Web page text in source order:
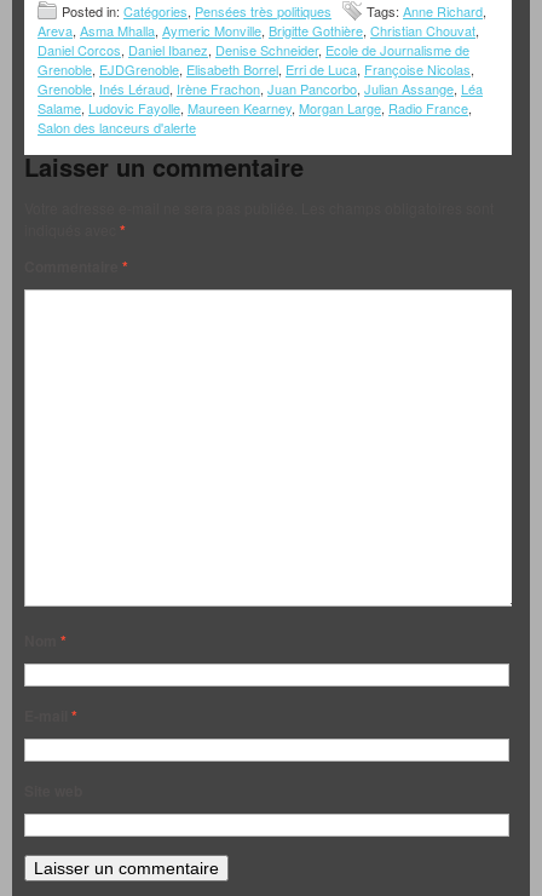
Posted in: Catégories, Pensées très politiques Tags: Anne Richard,
Areva, Asma Mhalla, Aymeric Monville, Brigitte Gothière, Christian Chouvat,
Daniel Corcos, Daniel Ibanez, Denise Schneider, Ecole de Journalisme de
Grenoble, EJDGrenoble, Elisabeth Borrel, Erri de Luca, Françoise Nicolas,
Grenoble, Inés Léraud, Irène Frachon, Juan Pancorbo, Julian Assange, Léa
Salame, Ludovic Fayolle, Maureen Kearney, Morgan Large, Radio France,
Salon des lanceurs d'alerte
Laisser un commentaire
*
*
*
*